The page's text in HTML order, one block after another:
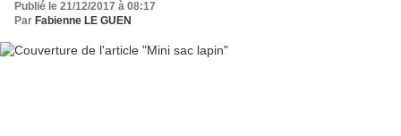
Publié le 21/12/2017 à 08:17
Par Fabienne LE GUEN